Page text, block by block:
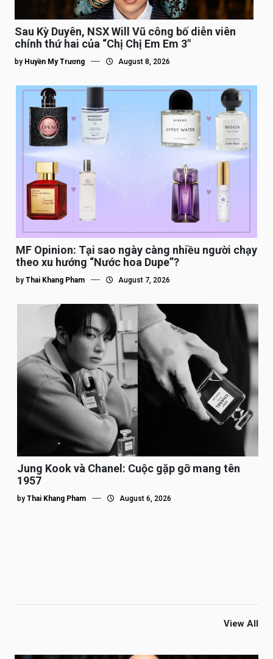
Sau Kỳ Duyên, NSX Will Vũ công bố diễn viên
chính thứ hai của “Chị Chị Em Em 3″
by Huyền My Trương August 8, 2026
MF Opinion: Tại sao ngày càng nhiều người chạy
theo xu hướng “Nước hoa Dupe”?
by Thai Khang Pham August 7, 2026
Jung Kook và Chanel: Cuộc gặp gỡ mang tên
1957
by Thai Khang Pham August 6, 2026
View All